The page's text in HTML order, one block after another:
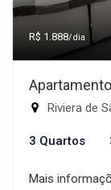
R$ 1.888/dia
Riviera de
3 Quartos
Mais